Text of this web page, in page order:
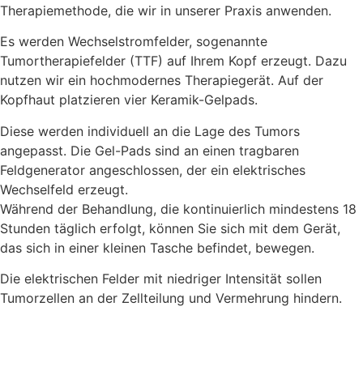
Therapiemethode, die wir in unserer Praxis anwenden.
Es werden Wechselstromfelder, sogenannte
Tumortherapiefelder (TTF) auf Ihrem Kopf erzeugt. Dazu
nutzen wir ein hochmodernes Therapiegerät. Auf der
Kopfhaut platzieren vier Keramik-Gelpads.
Diese werden individuell an die Lage des Tumors
angepasst. Die Gel-Pads sind an einen tragbaren
Feldgenerator angeschlossen, der ein elektrisches
Wechselfeld erzeugt.
Während der Behandlung, die kontinuierlich mindestens 18
Stunden täglich erfolgt, können Sie sich mit dem Gerät,
das sich in einer kleinen Tasche befindet, bewegen.
Die elektrischen Felder mit niedriger Intensität sollen
Tumorzellen an der Zellteilung und Vermehrung hindern.